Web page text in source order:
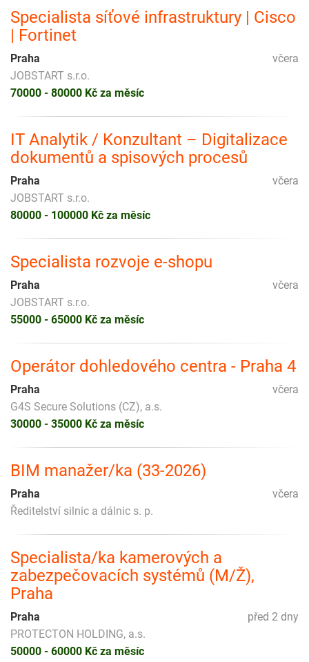
Specialista síťové infrastruktury | Cisco
| Fortinet
včera
Praha
JOBSTART s.r.o.
70000 - 80000 Kč za měsíc
IT Analytik / Konzultant – Digitalizace
dokumentů a spisových procesů
včera
Praha
JOBSTART s.r.o.
80000 - 100000 Kč za měsíc
Specialista rozvoje e-shopu
včera
Praha
JOBSTART s.r.o.
55000 - 65000 Kč za měsíc
Operátor dohledového centra - Praha 4
včera
Praha
G4S Secure Solutions (CZ), a.s.
30000 - 35000 Kč za měsíc
BIM manažer/ka (33-2026)
včera
Praha
Ředitelství silnic a dálnic s. p.
Specialista/ka kamerových a
zabezpečovacích systémů (M/Ž),
Praha
před 2 dny
Praha
PROTECTON HOLDING, a.s.
50000 - 60000 Kč za měsíc